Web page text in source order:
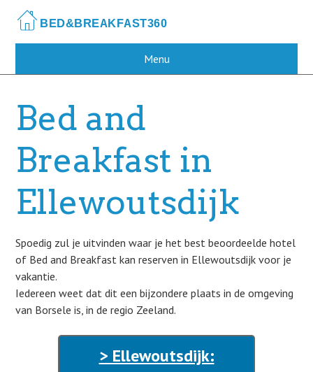
main
Menu
Bed and
Breakfast in
Ellewoutsdijk
Spoedig zul je uitvinden waar je het best beoordeelde hotel
of Bed and Breakfast kan reserven in Ellewoutsdijk voor je
vakantie.
Iedereen weet dat dit een bijzondere plaats in de omgeving
van Borsele is, in de regio Zeeland.
> Ellewoutsdijk: